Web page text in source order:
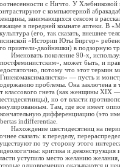
с Ничто. У
с компьютерной
занимающихся сексом в
в передней комнате аптеки. В
(его, так сказать, внешнее
«Истории Юты Биргер»
приятели-двойняшки) в подзорную
Именовать поколение 90-х,
может быть, и
потому что этот термин
— пусть и
проблемы. Она заключена в
классового гнета (как женщины XIX
но от власти
Там, где все имеет
дифференциацию (это
indifferentiae.
Нахождение шестидесятниц на
сказать: к переделу,
по ту сторону этого
критика и деконструкция
уступило место желанию
одновременно оказываются и